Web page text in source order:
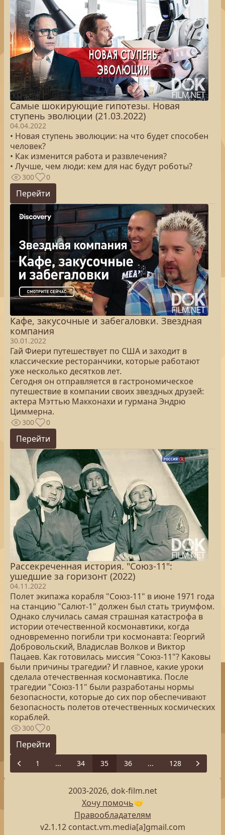
Самые шокирующие гипотезы. Новая
ступень эволюции (21.03.2022)
04.04.2022
• Новая ступень эволюции: на что будет способен
человек?
• Как изменится работа и развлечения?
• Лучше, чем люди: кем для нас будут роботы?
300 0
Перейти
Кафе, закусочные и забегаловки. Звездная
компания
30.01.2022
Гай Фиери путешествует по США и заходит в
классические ресторанчики, которые работают
уже несколько десятков лет.
Сегодня он отправляется в гастрономическое
путешествие в компании своих звездных друзей:
актера Мэттью Макконахи и гурмана Эндрю
Циммерна.
300 0
Перейти
Рассекреченная история. "Союз-11":
ушедшие за горизонт (2022)
04.11.2022
Полет экипажа корабля "Союз-11" в июне 1971 года
на станцию "Салют-1" должен был стать триумфом.
Однако случилась самая страшная катастрофа в
истории отечественной космонавтики, когда
одновременно погибли три космонавта: Георгий
Добровольский, Владислав Волков и Виктор
Пацаев. Как готовилась миссия "Союз-11"? Каковы
были причины трагедии? И главное, какие уроки
сделала отечественная космонавтика. После
трагедии "Союз-11" были разработаны нормы
безопасности, которые до сих пор обеспечивают
безопасность полетов отечественных космических
кораблей.
300 0
Перейти
Previous
1 ... 34 35 36 ... 128 Next
2003-2026, dok-film.net
Хочу помочь🤝
Правообладателям
v2.1.12 contact.vm.media[a]gmail.com